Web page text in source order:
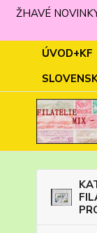
ŽHAVÉ
ÚVOD+KF